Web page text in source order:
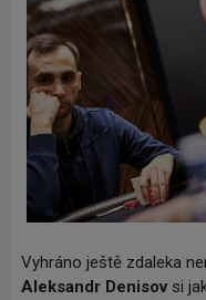
Vyhráno ještě zdaleka
Aleksandr Denisov si